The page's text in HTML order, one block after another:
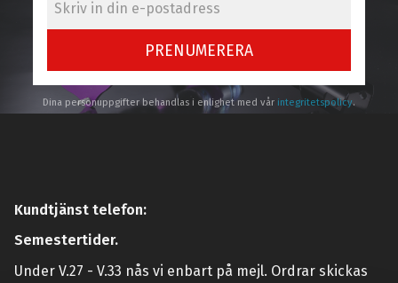
PRENUMERERA
Dina personuppgifter behandlas i enlighet med vår integritetspolicy.
Kundtjänst telefon:
Semestertider.
Under V.27 - V.33 nås vi enbart på mejl. Ordrar skickas